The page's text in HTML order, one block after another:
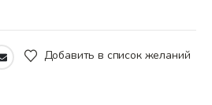
Добавить в список желаний